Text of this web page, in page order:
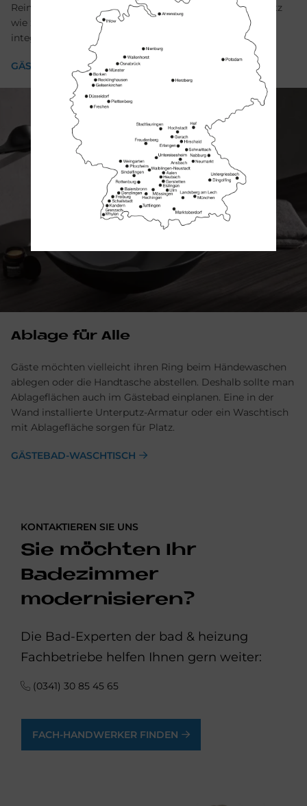
Reinigungsmittel. Clevere Möbellösungen schaffen Platz
wie z.B. Eckschränke oder Waschtisch-Säulen mit
integrierten Fächern.
GÄSTEBADMÖBEL
Ab­la­ge für Alle
Gäste möchten vielleicht ihren Ring beim Händewaschen
ablegen oder die Handtasche abstellen. Deshalb sollte man
Ablageflächen auch im Gästebad einplanen. Eine in der
Wand installierte Unterputz-Armatur oder ein Waschtisch
mit Ablagefläche sorgen für Platz.
GÄSTEBAD-WASCHTISCH
KONTAKTIEREN SIE UNS
Sie möchten Ihr
Badezimmer
modernisieren?
Die Bad-Experten der bad & heizung
Fachbetriebe helfen Ihnen gern weiter:
(0341) 30 85 45 65
FACH-HANDWERKER FINDEN